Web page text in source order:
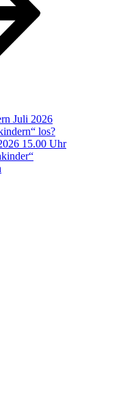
Juli 2026
los?
15.00 Uhr